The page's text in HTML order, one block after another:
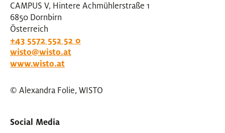
CAMPUS V, Hintere Achmühlerstraße 1
6850 Dornbirn
Österreich
+43 5572 552 52 0
wisto@wisto.at
www.wisto.at
© Alexandra Folie, WISTO
Social Media